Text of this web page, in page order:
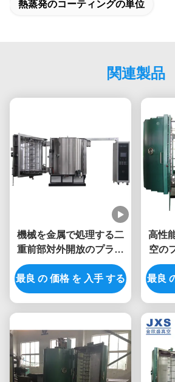
熱蒸発のコーティングの単位
関連製品
機械を金属で処理する二
重前部対外開放のプラス
チック真空
最良 の 価格 を 入手 する
高性
空の
熱蒸
最良